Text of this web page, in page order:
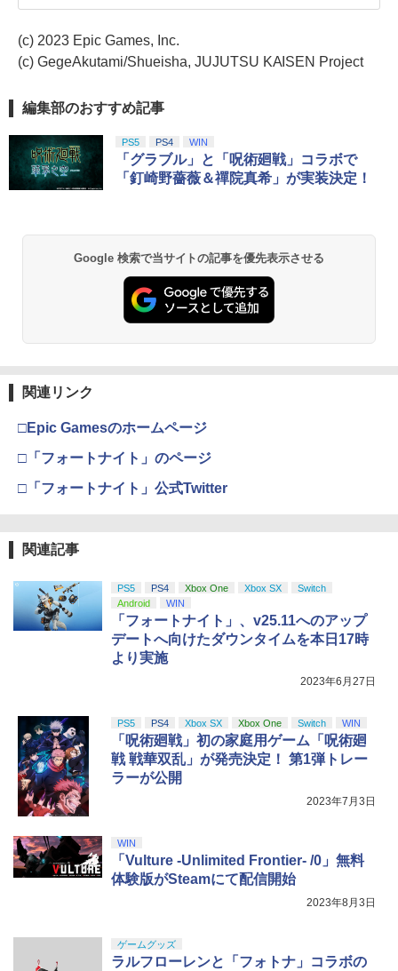
(c) 2023 Epic Games, Inc.
(c) GegeAkutami/Shueisha, JUJUTSU KAISEN Project
編集部のおすすめ記事
PS5 PS4 WIN
「グラブル」と「呪術廻戦」コラボで
「釘崎野薔薇＆禪院真希」が実装決定！
Google 検索で当サイトの記事を優先表示させる
関連リンク
□Epic Gamesのホームページ
□「フォートナイト」のページ
□「フォートナイト」公式Twitter
関連記事
PS5 PS4 Xbox One Xbox SX
Switch
Android
WIN
「フォートナイト」、v25.11へのアップ
デートへ向けたダウンタイムを本日17時
より実施
2023年6月27日
PS5 PS4 Xbox SX Xbox One Switch WIN
「呪術廻戦」初の家庭用ゲーム「呪術廻
戦 戦華双乱」が発売決定！ 第1弾トレー
ラーが公開
2023年7月3日
WIN
「Vulture -Unlimited Frontier- /0」無料
体験版がSteamにて配信開始
2023年8月3日
ゲームグッズ
ラルフローレンと「フォトナ」コラボの